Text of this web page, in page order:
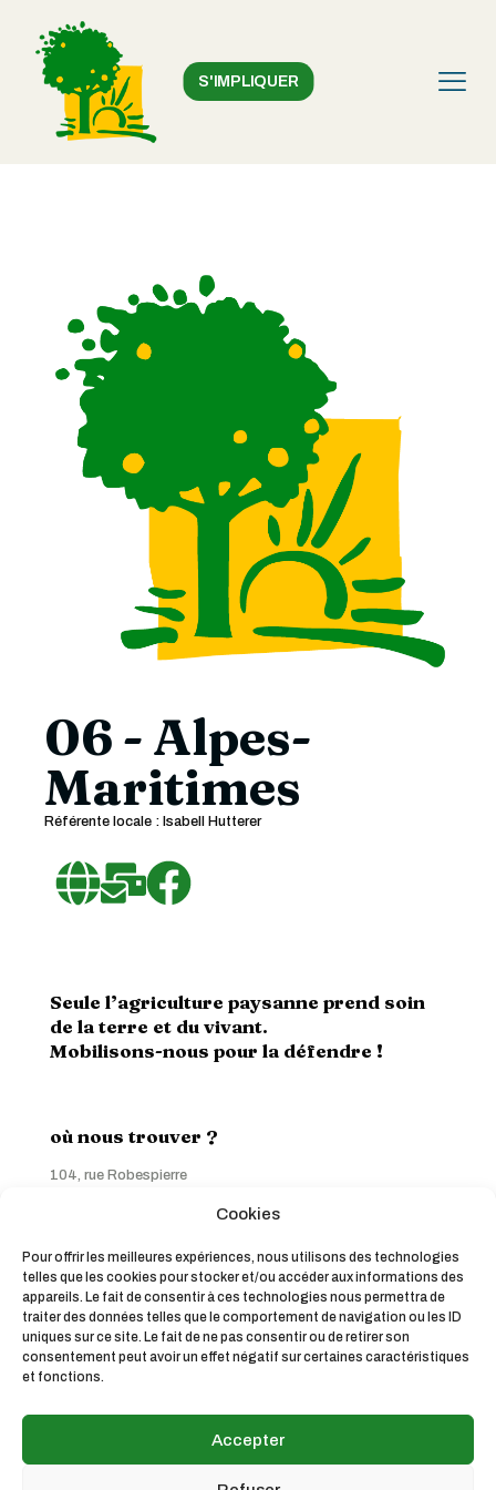
Cookies
Pour offrir les meilleures expériences, nous utilisons des technologies
telles que les cookies pour stocker et/ou accéder aux informations des
appareils. Le fait de consentir à ces technologies nous permettra de
traiter des données telles que le comportement de navigation ou les ID
uniques sur ce site. Le fait de ne pas consentir ou de retirer son
consentement peut avoir un effet négatif sur certaines caractéristiques
et fonctions.
Accepter
S'IMPLIQUER
06 - Alpes-
Maritimes
Référente locale : Isabell Hutterer
Seule l’agriculture paysanne prend soin
de la terre et du vivant.
Mobilisons-nous pour la défendre !
où nous trouver ?
104, rue Robespierre
Liens utiles